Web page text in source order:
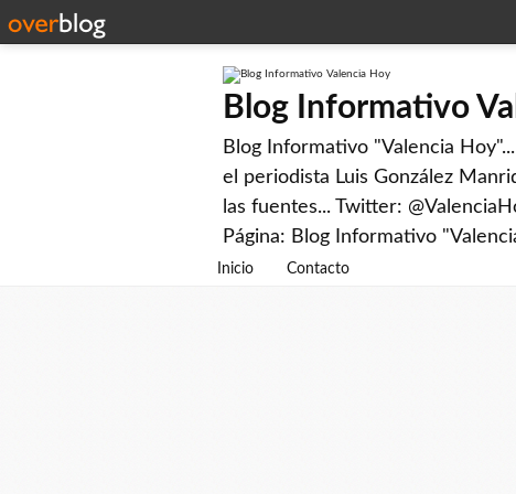
Blog Informativo
Blog Informativo "Valencia
el periodista Luis González
las fuentes... Twitter:
Página: Blog Informativo
Inicio Contacto